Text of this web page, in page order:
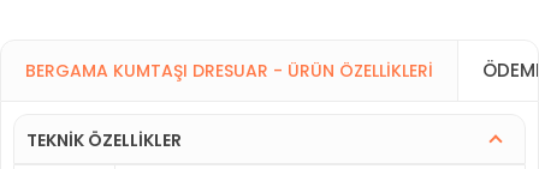
BERGAMA KUMTAŞI DRESUAR - ÜRÜN ÖZELLIKLERI
TEKNİK ÖZELLİKLER